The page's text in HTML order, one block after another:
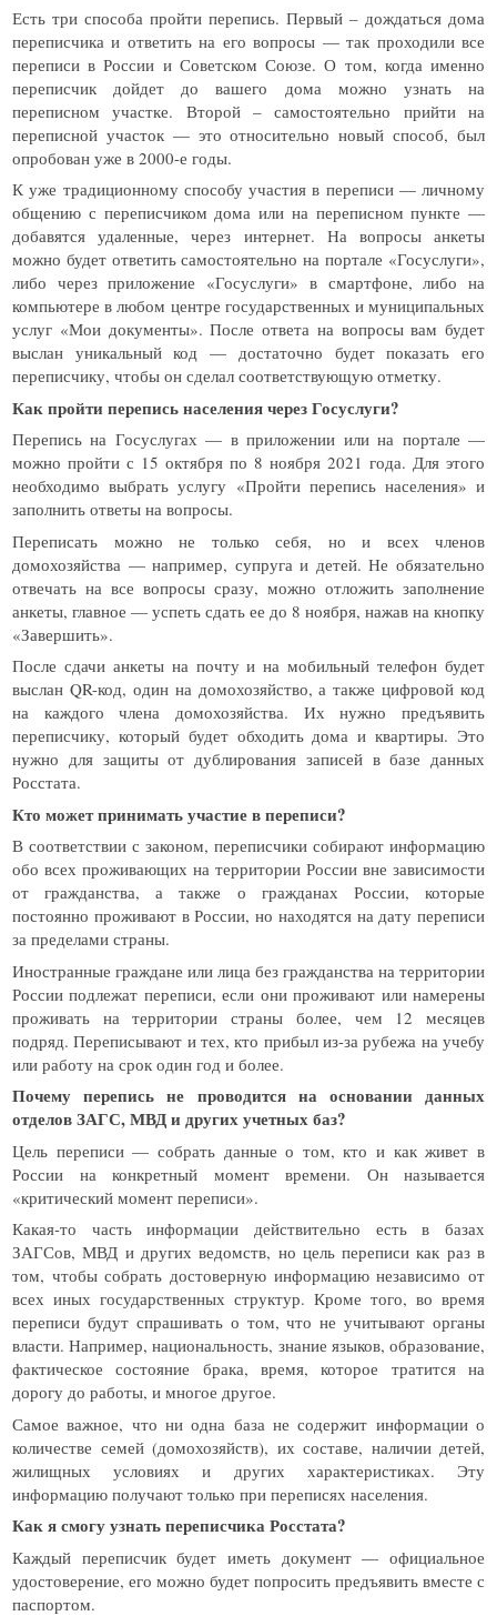
Есть три способа пройти перепись. Первый – дождаться дома
переписчика и ответить на его вопросы — так проходили все
переписи в России и Советском Союзе. О том, когда именно
переписчик дойдет до вашего дома можно узнать на
переписном участке. Второй – самостоятельно прийти на
переписной участок — это относительно новый способ, был
опробован уже в 2000-е годы.
К уже традиционному способу участия в переписи — личному
общению с переписчиком дома или на переписном пункте —
добавятся удаленные, через интернет. На вопросы анкеты
можно будет ответить самостоятельно на портале «Госуслуги»,
либо через приложение «Госуслуги» в смартфоне, либо на
компьютере в любом центре государственных и муниципальных
услуг «Мои документы». После ответа на вопросы вам будет
выслан уникальный код — достаточно будет показать его
переписчику, чтобы он сделал соответствующую отметку.
Как пройти перепись населения через Госуслуги?
Перепись на Госуслугах — в приложении или на портале —
можно пройти с 15 октября по 8 ноября 2021 года. Для этого
необходимо выбрать услугу «Пройти перепись населения» и
заполнить ответы на вопросы.
Переписать можно не только себя, но и всех членов
домохозяйства — например, супруга и детей. Не обязательно
отвечать на все вопросы сразу, можно отложить заполнение
анкеты, главное — успеть сдать ее до 8 ноября, нажав на кнопку
«Завершить».
После сдачи анкеты на почту и на мобильный телефон будет
выслан QR-код, один на домохозяйство, а также цифровой код
на каждого члена домохозяйства. Их нужно предъявить
переписчику, который будет обходить дома и квартиры. Это
нужно для защиты от дублирования записей в базе данных
Росстата.
Кто может принимать участие в переписи?
В соответствии с законом, переписчики собирают информацию
обо всех проживающих на территории России вне зависимости
от гражданства, а также о гражданах России, которые
постоянно проживают в России, но находятся на дату переписи
за пределами страны.
Иностранные граждане или лица без гражданства на территории
России подлежат переписи, если они проживают или намерены
проживать на территории страны более, чем 12 месяцев
подряд. Переписывают и тех, кто прибыл из-за рубежа на учебу
или работу на срок один год и более.
Почему перепись не проводится на основании данных
отделов ЗАГС, МВД и других учетных баз?
Цель переписи — собрать данные о том, кто и как живет в
России на конкретный момент времени. Он называется
«критический момент переписи».
Какая-то часть информации действительно есть в базах
ЗАГСов, МВД и других ведомств, но цель переписи как раз в
том, чтобы собрать достоверную информацию независимо от
всех иных государственных структур. Кроме того, во время
переписи будут спрашивать о том, что не учитывают органы
власти. Например, национальность, знание языков, образование,
фактическое состояние брака, время, которое тратится на
дорогу до работы, и многое другое.
Самое важное, что ни одна база не содержит информации о
количестве семей (домохозяйств), их составе, наличии детей,
жилищных условиях и других характеристиках. Эту
информацию получают только при переписях населения.
Как я смогу узнать переписчика Росстата?
Каждый переписчик будет иметь документ — официальное
удостоверение, его можно будет попросить предъявить вместе с
паспортом.